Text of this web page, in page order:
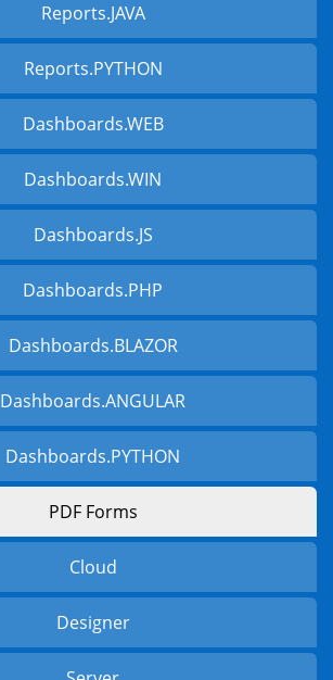
Reports.JAVA
Reports.PYTHON
Dashboards.WEB
Dashboards.WIN
Dashboards.JS
Dashboards.PHP
Dashboards.BLAZOR
Dashboards.ANGULAR
Dashboards.PYTHON
PDF Forms
Cloud
Designer